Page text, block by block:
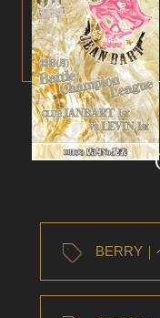
BERRY｜